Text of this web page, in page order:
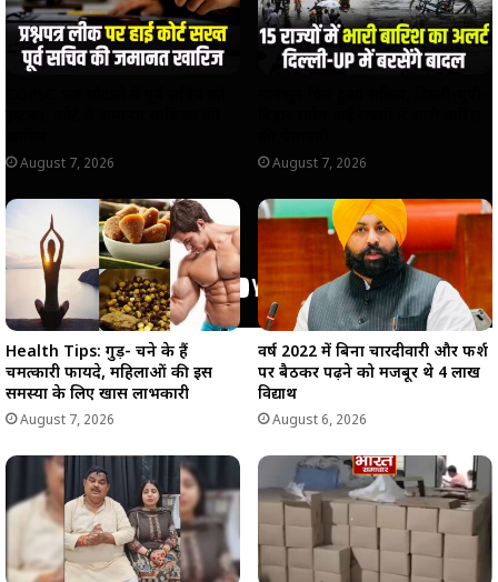
August 7, 2026 August 7, 2026
Health Tips: गुड़- चने के हैं
चमत्कारी फायदे, महिलाओं की इस
समस्या के लिए खास लाभकारी
August 7, 2026
वर्ष 2022 में बिना चारदीवारी और फर्श
पर बैठकर पढ़ने को मजबूर थे 4 लाख
विद्यार्थी
August 6, 2026